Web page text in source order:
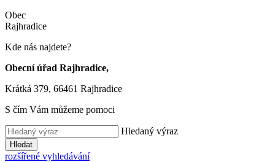
Obec
Rajhradice
Kde nás najdete?
Obecní úřad Rajhradice,
Krátká 379, 66461 Rajhradice
S čím Vám můžeme pomoci
Hledaný výraz
Hledat
rozšířené vyhledávání